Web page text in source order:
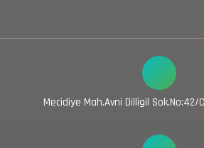
Mecidiye Mah.Avni Dilligil Sok.No:42/